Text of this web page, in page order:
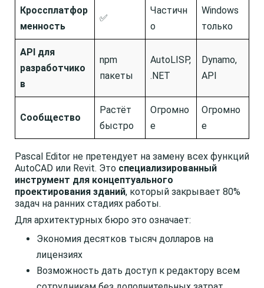
Кроссплатфор
менность
✅
Частичн
о
Windows
только
API для
разработчико
в
npm
пакеты
AutoLISP,
.NET
Dynamo,
API
Сообщество
Растёт
быстро
Огромно
е
Огромно
е
Pascal Editor не претендует на замену всех функций
AutoCAD или Revit. Это специализированный
инструмент для концептуального
проектирования зданий, который закрывает 80%
задач на ранних стадиях работы.
Для архитектурных бюро это означает:
Экономия десятков тысяч долларов на
лицензиях
Возможность дать доступ к редактору всем